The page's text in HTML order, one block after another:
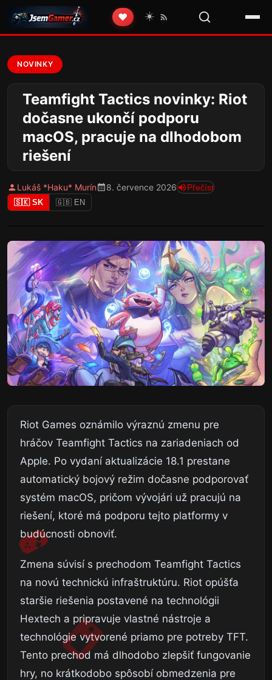
❤️ ☀️
NOVINKY
Teamfight Tactics novinky: Riot
dočasne ukončí podporu
macOS, pracuje na dlhodobom
riešení
Lukáš *Haku* Murín 8. července 2026 Přečíst
🇸🇰 SK 🇬🇧 EN
Riot Games oznámilo výraznú zmenu pre
hráčov Teamfight Tactics na zariadeniach od
Apple. Po vydaní aktualizácie 18.1 prestane
automatický bojový režim dočasne podporovať
systém macOS, pričom vývojári už pracujú na
riešení, ktoré má podporu tejto platformy v
budúcnosti obnoviť.
Zmena súvisí s prechodom Teamfight Tactics
na novú technickú infraštruktúru. Riot opúšťa
staršie riešenia postavené na technológii
Hextech a pripravuje vlastné nástroje a
technológie vytvorené priamo pre potreby TFT.
Tento prechod má dlhodobo zlepšiť fungovanie
hry, no krátkodobo spôsobí obmedzenia pre